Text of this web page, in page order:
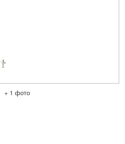
+ 1 фото